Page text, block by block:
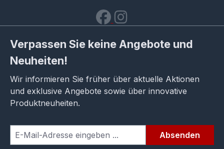
Verpassen Sie keine Angebote und
Neuheiten!
Wir informieren Sie früher über aktuelle Aktionen
und exklusive Angebote sowie über innovative
Produktneuheiten.
Absenden